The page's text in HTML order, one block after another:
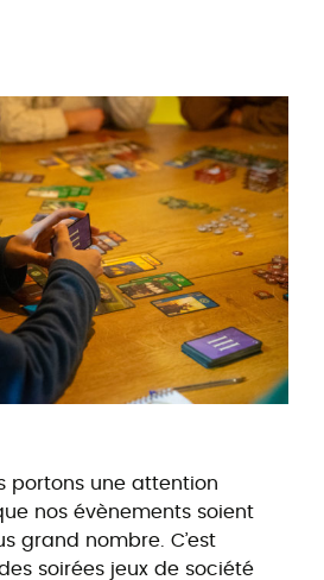
portons une attention
nos évènements soient
grand nombre. C’est
soirées jeux de société